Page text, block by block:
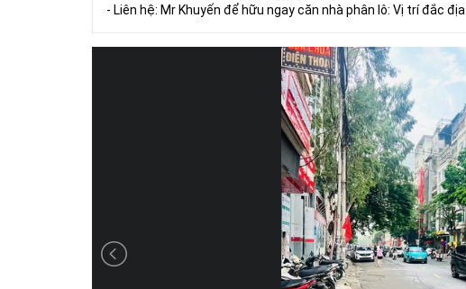
- Liên hệ: Mr Khuyến để hữu ngay căn nhà phân lô: Vị trí đắc